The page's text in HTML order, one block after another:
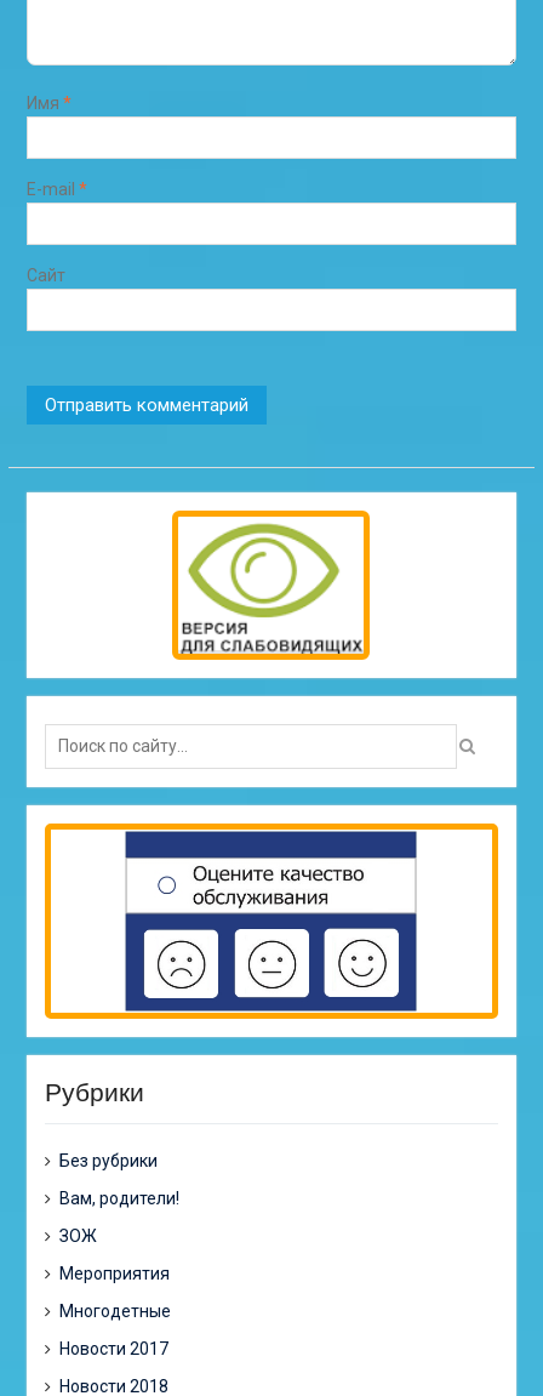
Имя *
E-mail *
Сайт
Search
for:
Рубрики
Без рубрики
Вам, родители!
ЗОЖ
Мероприятия
Многодетные
Новости 2017
Новости 2018